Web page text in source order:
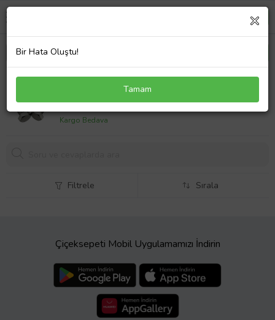
Altıköşe Altıgen AKB Civata M6x120 - 20 Adet
639,24 TL
Kargo Bedava
Filtrele Sırala
Çiçeksepeti Mobil Uygulamamızı İndirin
Bir Hata Oluştu!
Tamam